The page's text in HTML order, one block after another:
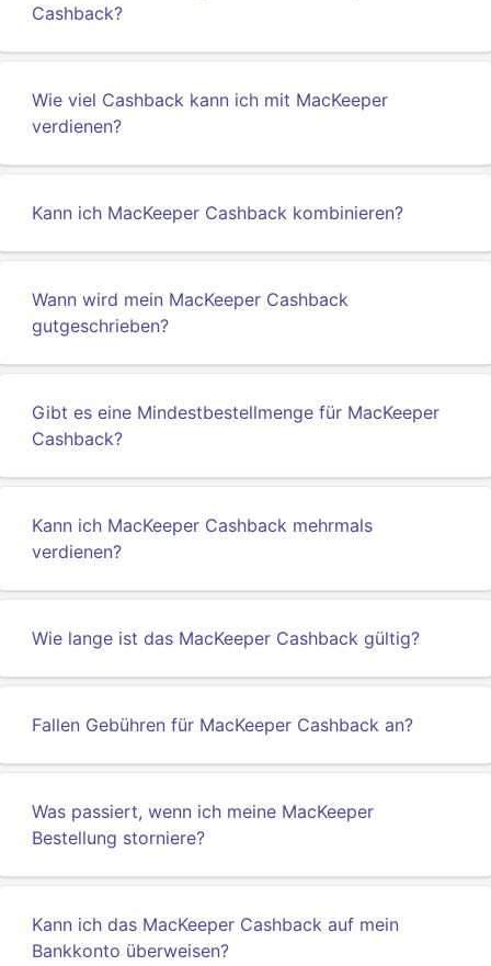
Cashback?
Wie viel Cashback kann ich mit MacKeeper
verdienen?
Kann ich MacKeeper Cashback kombinieren?
Wann wird mein MacKeeper Cashback
gutgeschrieben?
Gibt es eine Mindestbestellmenge für MacKeeper
Cashback?
Kann ich MacKeeper Cashback mehrmals
verdienen?
Wie lange ist das MacKeeper Cashback gültig?
Fallen Gebühren für MacKeeper Cashback an?
Was passiert, wenn ich meine MacKeeper
Bestellung storniere?
Kann ich das MacKeeper Cashback auf mein
Bankkonto überweisen?